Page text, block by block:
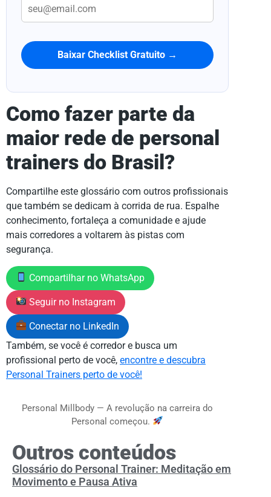
Baixar Checklist Gratuito →
Como fazer parte da
maior rede de personal
trainers do Brasil?
Compartilhe este glossário com outros profissionais
que também se dedicam à corrida de rua. Espalhe
conhecimento, fortaleça a comunidade e ajude
mais corredores a voltarem às pistas com
segurança.
Compartilhar no WhatsApp
Seguir no Instagram
Conectar no LinkedIn
Também, se você é corredor e busca um
profissional perto de você, encontre e descubra
Personal Trainers perto de você!
Personal Millbody — A revolução na carreira do
Personal começou.
Outros conteúdos
Glossário do Personal Trainer: Meditação em
Movimento e Pausa Ativa